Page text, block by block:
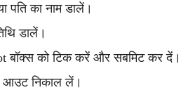
पति का नाम डालें।
डालें।
बॉक्स को टिक करें और सबमिट कर दें।
आउट निकाल लें।